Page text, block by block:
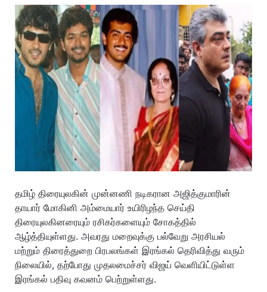
தமிழ் திரையுலகின் முன்னணி நடிகரான அஜித்குமாரின்
தாயார் மோகினி அம்மையார் உயிரிழந்த செய்தி
திரையுலகினரையும் ரசிகர்களையும் சோகத்தில்
ஆழ்த்தியுள்ளது. அவரது மறைவுக்கு பல்வேறு அரசியல்
மற்றும் திரைத்துறை பிரபலங்கள் இரங்கல் தெரிவித்து வரும்
நிலையில், தற்போது முதலமைச்சர் விஜய் வெளியிட்டுள்ள
இரங்கல் பதிவு கவனம் பெற்றுள்ளது.